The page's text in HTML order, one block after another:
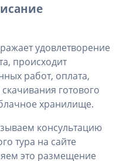
удовлетворение
происходит
работ, оплата,
готового
хранилище.
консультацию
тура на сайте
это размещение